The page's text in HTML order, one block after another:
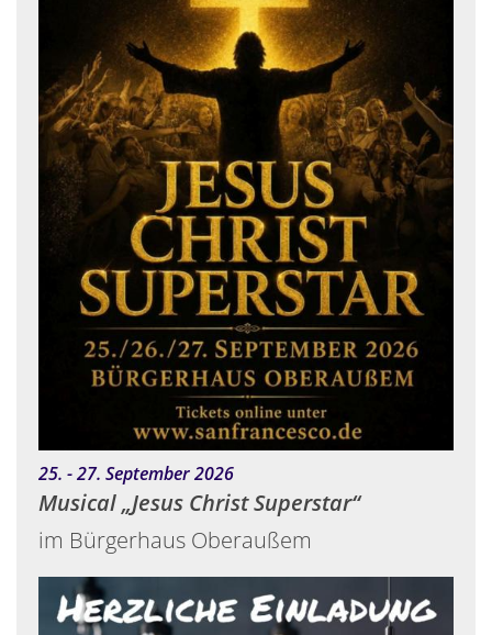
25. - 27. September 2026:
Musical „Jesus Christ Superstar“
im Bürgerhaus Oberaußem